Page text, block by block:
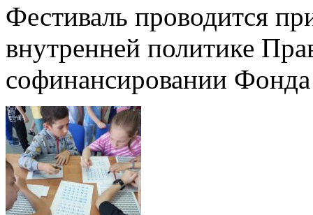
Фестиваль проводится
внутренней политике
софинансировании